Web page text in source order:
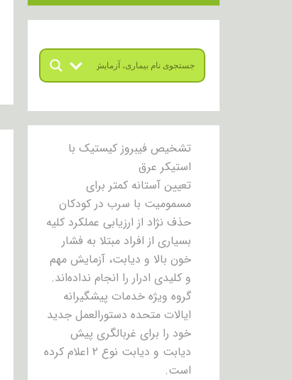
تشخیص فیبروز کیستیک با
استیکر عرق
تعیین آستانه کمتر برای
مسمومیت با سرب در کودکان
حذف نژاد از ارزیابی عملکرد کلیه
بسیاری از افراد مبتلا به فشار
خون بالا و دیابت، آزمایش مهم
و کلیدی ادرار را انجام نداده‌اند.
گروه ویژه خدمات پیشگیرانه
ایالات متحده دستورالعمل جدید
خود را برای غربالگری پیش
دیابت و دیابت نوع ۲ اعلام کرده
است.